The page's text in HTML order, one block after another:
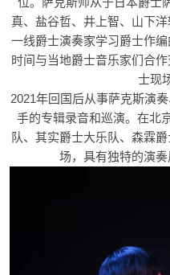
真、盐谷哲、井上智、山下
一线爵士演奏家学习爵士作
时间与当地爵士音乐家们合
士现
2021年回国后从事萨克斯演
手的专辑录音和巡演。在北
队、其实爵士大乐队、森霖
场，具有独特的演奏